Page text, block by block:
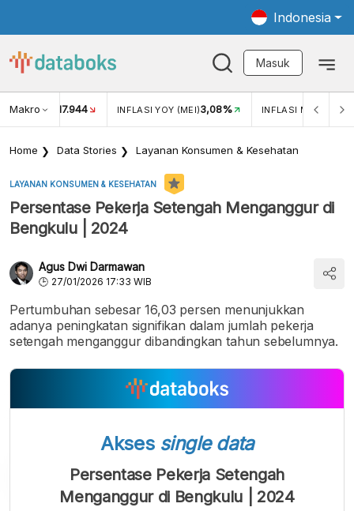
Indonesia
Masuk
Makro
USD/IDR 17.944 INFLASI YOY (MEI)3,08% INFLASI MOM (MEI)
Home Data Stories Layanan Konsumen & Kesehatan
LAYANAN KONSUMEN & KESEHATAN
Persentase Pekerja Setengah Menganggur di
Bengkulu | 2024
Agus Dwi Darmawan
27/01/2026 17:33 WIB
Pertumbuhan sebesar 16,03 persen menunjukkan
adanya peningkatan signifikan dalam jumlah pekerja
setengah menganggur dibandingkan tahun sebelumnya.
Akses single data
Persentase Pekerja Setengah
Menganggur di Bengkulu | 2024